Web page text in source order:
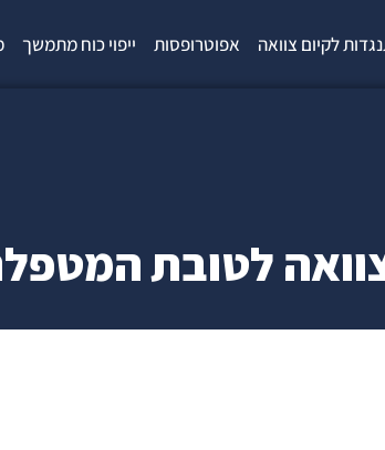
לקיום צוואה אפוטרופסות ייפוי כוח מתמשך
לטובת המטפלת